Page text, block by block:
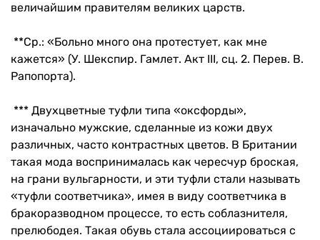
величайшим правителям великих царств.
**Ср.: «Больно много она протестует, как мне
кажется» (У. Шекспир. Гамлет. Акт III, сц. 2. Перев. В.
Рапопорта).
*** Двухцветные туфли типа «оксфорды»,
изначально мужские, сделанные из кожи двух
различных, часто контрастных цветов. В Британии
такая мода воспринималась как чересчур броская,
на грани вульгарности, и эти туфли стали называть
«туфли соответчика», имея в виду соответчика в
бракоразводном процессе, то есть соблазнителя,
прелюбодея. Такая обувь стала ассоциироваться с